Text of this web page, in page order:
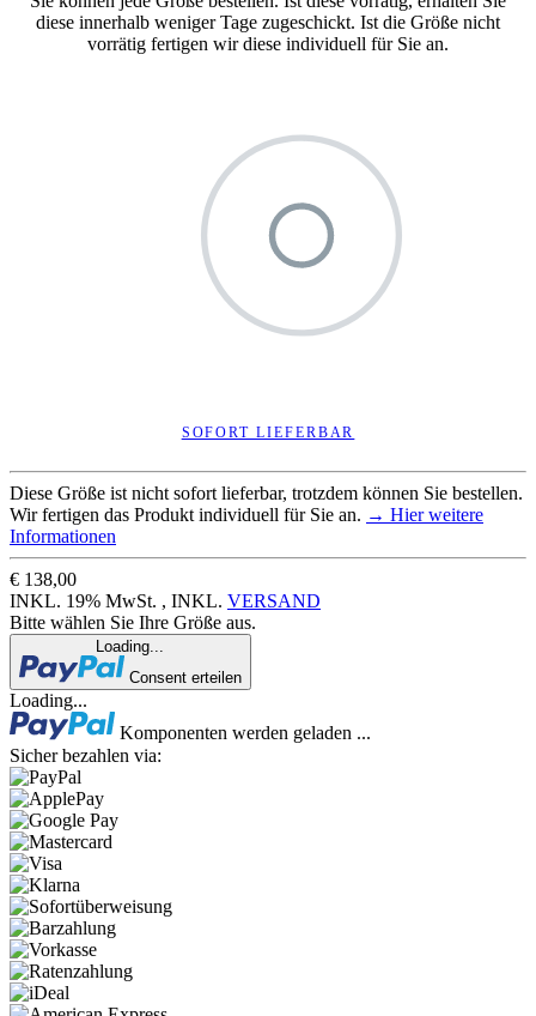
diese innerhalb weniger Tage zugeschickt. Ist die Größe nicht
vorrätig fertigen wir diese individuell für Sie an.
SOFORT LIEFERBAR
Diese Größe ist nicht sofort lieferbar, trotzdem können Sie bestellen.
Wir fertigen das Produkt individuell für Sie an. → Hier weitere
Informationen
€ 138,00
INKL. 19% MwSt. , INKL. VERSAND
Bitte wählen Sie Ihre Größe aus.
Loading...
Consent erteilen
Loading...
Komponenten werden geladen ...
Sicher bezahlen via: